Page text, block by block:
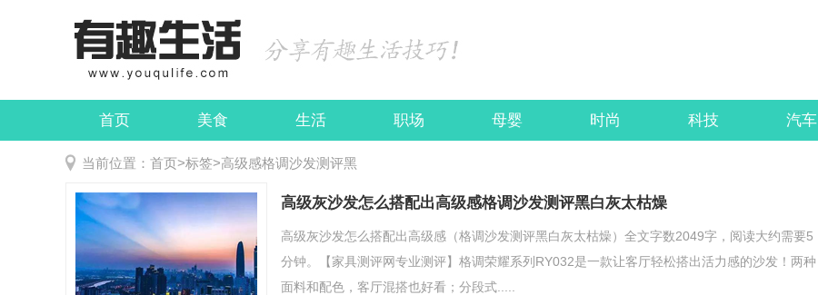
首页 美食 生活 职场 母婴 时尚 科技 汽车
娱乐 民俗
当前位置： 首页>标签>高级感格调沙发测评黑
高级灰沙发怎么搭配出高级感格调沙发测评黑白灰太枯燥
高级灰沙发怎么搭配出高级感（格调沙发测评黑白灰太枯燥）全文字数2049字，阅读大约需要5
分钟。【家具测评网专业测评】格调荣耀系列RY032是一款让客厅轻松搭出活力感的沙发！两种
面料和配色，客厅混搭也好看；分段式.....